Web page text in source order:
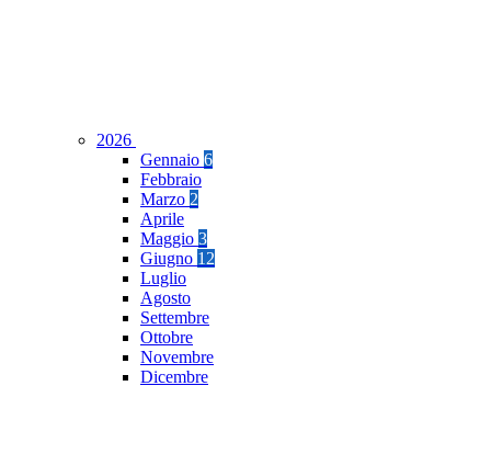
2026
Gennaio 6
Febbraio
Marzo 2
Aprile
Maggio 3
Giugno 12
Luglio
Agosto
Settembre
Ottobre
Novembre
Dicembre